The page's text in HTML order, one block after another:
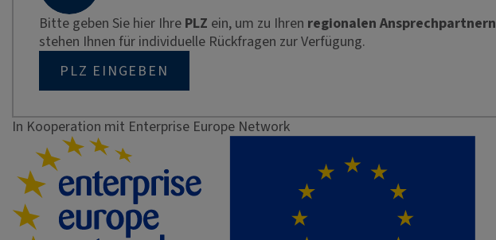
Bitte geben Sie hier Ihre PLZ ein, um zu Ihren regionalen Ansprechpartnern
stehen Ihnen für individuelle Rückfragen zur Verfügung.
PLZ EINGEBEN
In Kooperation mit Enterprise Europe Network